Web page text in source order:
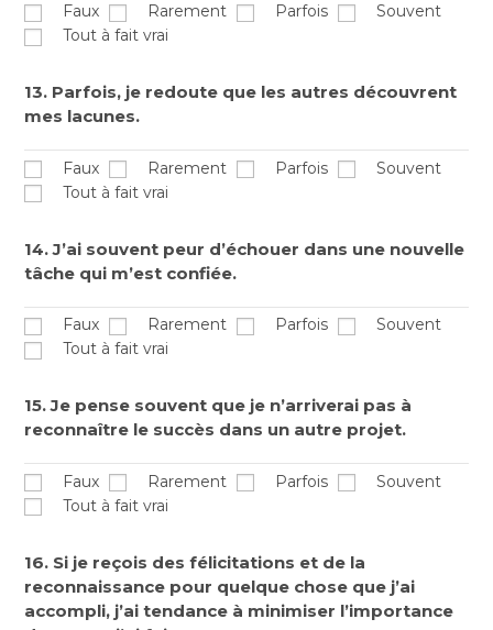
Faux Rarement Parfois
Souvent
Tout à fait vrai
13. Parfois, je redoute que les autres découvrent
mes lacunes.
Faux Rarement Parfois
Souvent
Tout à fait vrai
14. J’ai souvent peur d’échouer dans une nouvelle
tâche qui m’est confiée.
Faux Rarement Parfois
Souvent
Tout à fait vrai
15. Je pense souvent que je n’arriverai pas à
reconnaître le succès dans un autre projet.
Faux Rarement Parfois
Souvent
Tout à fait vrai
16. Si je reçois des félicitations et de la
reconnaissance pour quelque chose que j’ai
accompli, j’ai tendance à minimiser l’importance